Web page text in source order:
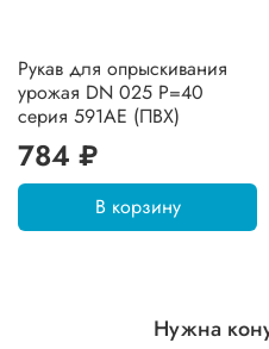
Рукав для опрыскивания
урожая DN 025 P=40
серия 591AE (ПВХ)
784 ₽
В корзину
Нужна